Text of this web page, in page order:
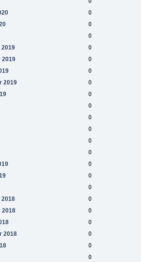
0
0
0
2019
0
2019
0
0
2019
0
0
0
0
0
0
0
0
0
0
2018
0
2018
0
0
2018
0
0
0